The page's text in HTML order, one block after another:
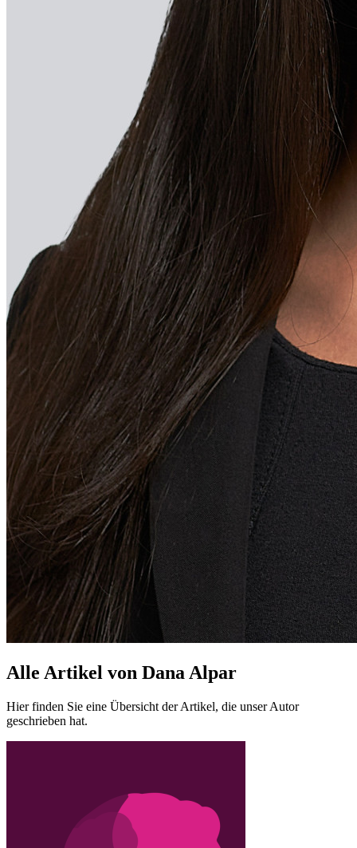
Alle Artikel von Dana Alpar
Hier finden Sie eine Übersicht der Artikel, die unser Autor
geschrieben hat.